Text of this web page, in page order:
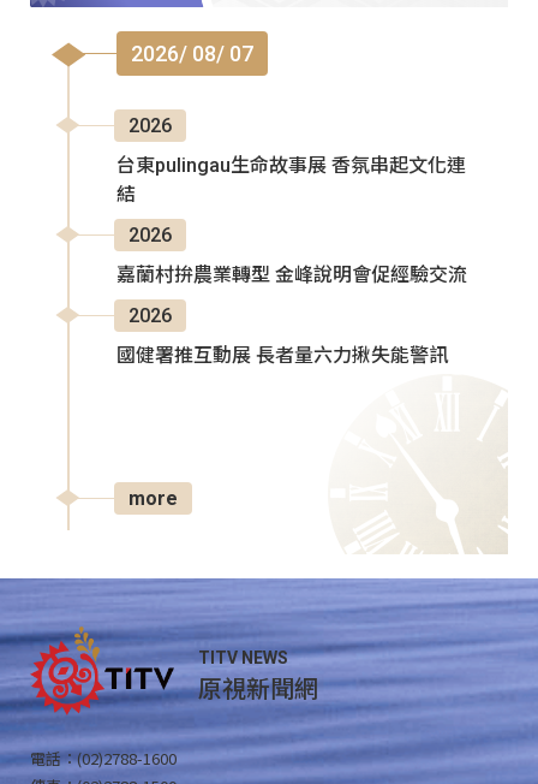
2026/ 08/ 07
2026
台東pulingau生命故事展 香氛串起文化連
結
2026
嘉蘭村拚農業轉型 金峰說明會促經驗交流
2026
國健署推互動展 長者量六力揪失能警訊
more
TITV NEWS
原視新聞網
電話：(02)2788-1600